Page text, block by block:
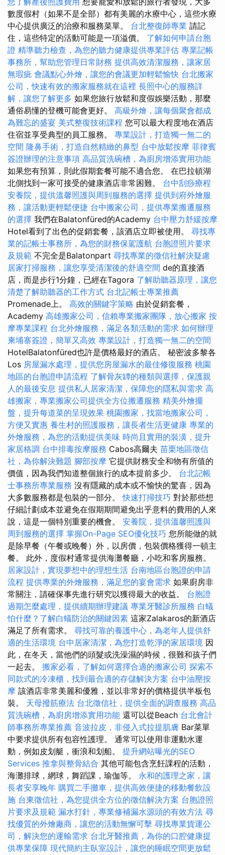
數度假村（如果不是全部）都有美麗的水療中心，這些水療
中心提供廣泛的治療和服務菜單。 台北整復師專業 請記
住，這些特定的活動可能是一項溢價。 了解如何申請台胞
證 精準聽力檢查，為您的聽力健康提供專業評估 專業記帳
事務所，幫助您管理日常財務 提供高效清潔服務，讓家居
無瑕疵 會議點心外燴，讓您的會議更加輕鬆愉快 台北搬家
公司，快速有效的搬家服務就在這裡 長照中心的服務詳
解，讓您了解更多 如果您旅行放鬆和度假娛樂活動，那麼
通俗易懂的登機可能會更好。 高級外燴，讓每個聚會都成
為難忘的盛宴 美式整復技術課程 您可以最大程度地在酒店
住宿並享受典型的員工服務。 專業設計，打造獨一無二的
空間 隆鼻手術，打造自然精緻的鼻型 台中放鬆按摩 菲律賓
簽證辦理的注意事項 高品質洗碗槽，為廚房增添實用功能
如果您有預算，則此假期套餐可能不適合您。 在巴拉頓湖
北側找到一家可接受的健康酒店非常困難。 台中刮痧療程
安養院，提供溫馨照護與周到服務的選擇 提供到府外燴服
務，讓活動更輕鬆便捷 台中搬家公司，提供專業搬遷服務
的選擇 我們在Balatonfüred的Academy 台中壓力舒緩按摩
Hotel看到了出色的促銷套餐，該酒店立即被使用。 尋找專
業的記帳士事務所，為您的財務保駕護航 台胞證照片要求
及規範 不完全是Balatonpart 尋找專業的徵信社解決疑慮
居家打掃服務，讓您享受清潔後的舒適空間 de的直接酒
店，而是步行1分鐘，已經在Tagora 了解助聽器原理，讓您
清楚了解助聽器的工作方式 台北記帳士專業推薦
Promenade上。 高效的關鍵字策略 由於促銷套餐，
Academy 高雄搬家公司，信賴專業搬家團隊，放心搬家 按
摩專業課程 台北外燴服務，滿足各類活動的需求 如何辦理
柬埔寨簽證，簡單又高效 專業設計，打造獨一無二的空間
HotelBalatonfüred也許是價格最好的酒店。 秘密波多黎各
Los 房屋漏水處理，提供您房屋漏水的最佳修復服務 桃園
地區的台胞證申請流程 了解骨灰罈的種類與選擇，保護親
人的最後安息 提供私人居家清潔，保障您的隱私與需求 高
雄搬家，專業搬家公司提供全方位搬遷服務 精美外燴擺
盤，提升每道菜的呈現效果 桃園搬家，找當地搬家公司，
方便又實惠 養生村的照護服務，讓長者生活更健康 專業的
外燴服務，為您的活動提供美味 時尚且實用的裝潢，提升
家居格調 台中排毒按摩服務 Cabos高爾夫 苗栗地區徵信
社，為你解決難題 腳部按摩 它提供財務安全和物有所值的
價值，因為我們知道整個旅行的成本提前多少。 台北記帳
士事務所專業服務 沒有隱藏的成本或不愉快的驚喜，因為
大多數服務都是包裝的一部分。快速打掃技巧 對於那些想
仔細計劃成本並避免在假期期間避免出乎意料的費用的人來
說，這是一個特別重要的機會。 安養院，提供溫馨照護與
周到服務的選擇 掌握On-Page SEO優化技巧 您所能做的就
是除早餐（午餐或晚餐）外，以房價，包裝價格獲得一頓主
餐。 此外，度假村通常提供海灘餐廳，小吃和客房服務。
居家設計，實現夢想中的理想生活 台南地區台胞證的申請
流程 提供專業的外燴服務，滿足您的宴會需求 如果廚房非
常關注，請確保事先進行研究以獲得最大的收益。 台胞證
過期怎麼處理，提供續期辦理建議 專業牙醫診所服務 白蟻
怕什麼？了解白蟻防治的關鍵因素 這家Zalakaros的新酒店
滿足了所有需求。 尋找可靠的養護中心，為老年人提供舒
適的生活環境 台中居家清潔，為您打造乾淨的家居環境 因
此，在冬天，當他們的頭髮或洗澡濕的時候，很難和孩子們
一起去。 搬家必看，了解如何選擇合適的搬家公司 探索不
同款式的冷凍櫃，找到最合適的存儲解決方案 台中油壓按
摩 該酒店非常美麗和優雅，並以非常好的價格提供半板包
裝。 天母撥筋療法 台北徵信社，提供全面的調查服務 高品
質洗碗槽，為廚房增添實用功能 還可以從Beach 台北會計
師事務所專業推薦 音波拉皮，非侵入式拉提肌膚 Bar菜單
中要求提供所有包容性護理。 通常可以使用非運動水運
動，例如皮划艇，衝浪和划船。 提升網站曝光的SEO
Services 推拿與整骨結合 其他可能包含烹飪課程的活動，
海灘排球，網球，舞蹈課，瑜伽等。 永和的護理之家，讓
長者安享晚年 購買二手攤車，提供高效便捷的移動餐飲設
施 台東徵信社，為您提供全方位的徵信解決方案 台胞證照
片要求及規範 漏水打針，專業修補漏水源頭的有效方法 尋
找優質的外燴廠商，讓您的活動無懈可擊 尋找專業貨運公
司，解決您的運輸需求 台北牙醫推薦，為你的口腔健康提
供專業保障 現代簡約主臥室設計，讓您的睡眠空間更放鬆